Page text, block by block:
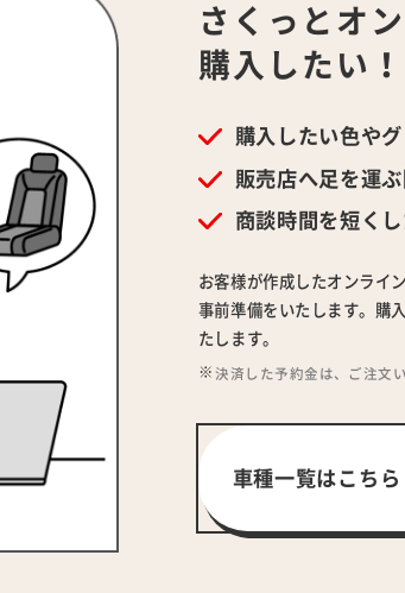
さくっとオ
購入したい！
購入したい色や
販売店へ足を運
商談時間を短く
お客様が作成したオンライ
事前準備をいたします。購
たします。
決済した予約金は、ご注文
車種一覧はこちら